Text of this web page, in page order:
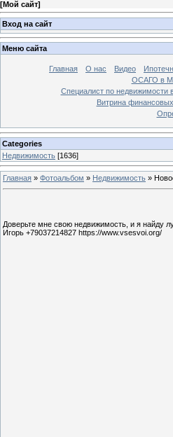
[Мой сайт]
Вход на сайт
Меню сайта
Главная О нас Видео
ОСАГО в
Специалист по недвижимости
Витрина
Categories
Недвижимость [1636]
Главная » Фотоальбом » Недвижимость »
Доверьте мне свою недвижимость, и я найду
Игорь +79037214827 https://www.vsesvoi.org/